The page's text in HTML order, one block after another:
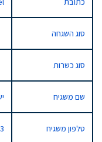
סוג השגחה
סוג כשרות
שם משגיח
טלפון משגיח